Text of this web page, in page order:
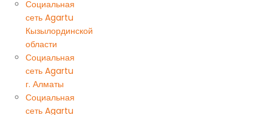
Социальная
сеть Agartu
Кызылординской
области
Социальная
сеть Agartu
г. Алматы
Социальная
сеть Agartu